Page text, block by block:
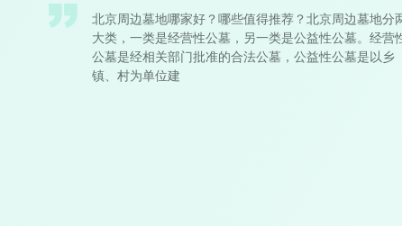
北京周边墓地哪家好？哪些值得推荐？北京周边墓地分
大类，一类是经营性公墓，另一类是公益性公墓。经营
公墓是经相关部门批准的合法公墓，公益性公墓是以乡
镇、村为单位建